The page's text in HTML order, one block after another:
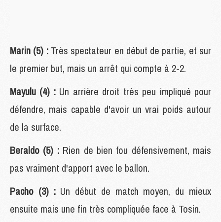
Marin (5) : Très spectateur en début de partie, et sur
le premier but, mais un arrêt qui compte à 2-2.
Mayulu (4) : Un arrière droit très peu impliqué pour
défendre, mais capable d'avoir un vrai poids autour
de la surface.
Beraldo (5) : Rien de bien fou défensivement, mais
pas vraiment d'apport avec le ballon.
Pacho (3) : Un début de match moyen, du mieux
ensuite mais une fin très compliquée face à Tosin.